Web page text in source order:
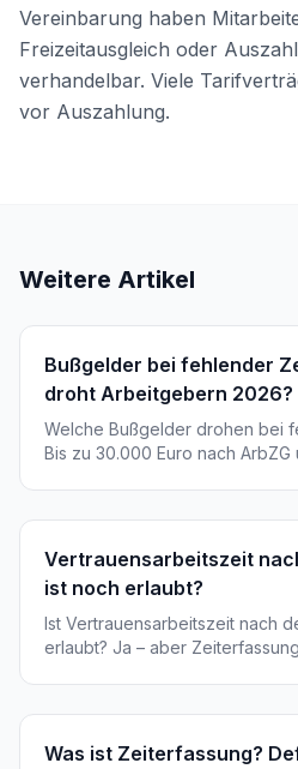
Vereinbarung haben
Freizeitausgleich oder
verhandelbar. Viele
vor Auszahlung.
Weitere Artikel
Bußgelder bei fehlender
droht Arbeitgebern 2026?
Welche Bußgelder drohen bei
Bis zu 30.000 Euro nach ArbZG
Vertrauensarbeitszeit
ist noch erlaubt?
Ist Vertrauensarbeitszeit nach
erlaubt? Ja – aber
Was ist Zeiterfassung?